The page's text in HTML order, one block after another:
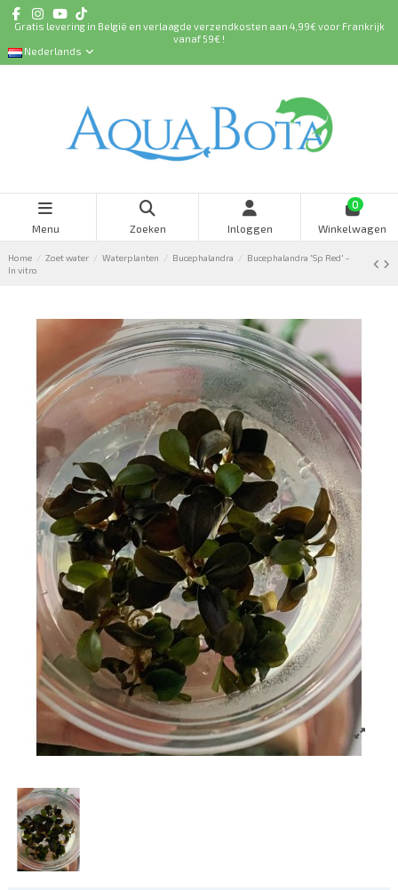
Gratis levering in België en verlaagde verzendkosten aan 4,99€ voor Frankrijk
vanaf 59€ !
Nederlands
Menu Zoeken Inloggen
0
Winkelwagen
Home Zoet water Waterplanten Bucephalandra
Bucephalandra 'Sp Red' -
In vitro